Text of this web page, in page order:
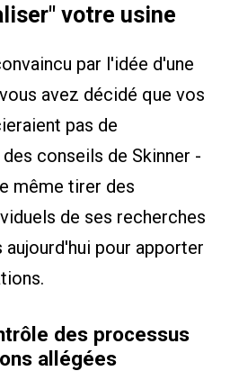
votre usine
par l'idée d'une
avez décidé que vos
pas de
conseils de Skinner -
même tirer des
de ses recherches
pour apporter
des processus
allégées